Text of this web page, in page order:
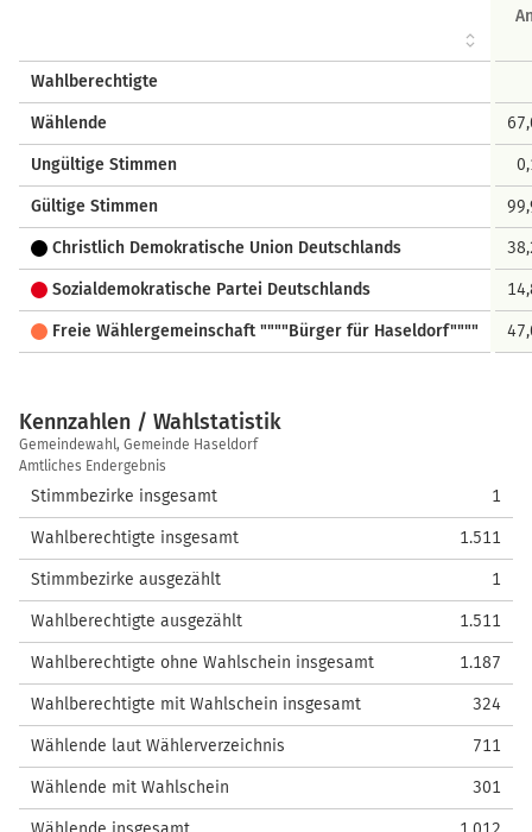
Wahlberechtigte
Wählende
Ungültige Stimmen
Gültige Stimmen
Christlich Demokratische Union Deutschlands
Sozialdemokratische Partei Deutschlands
Freie Wählergemeinschaft """"Bürger für Haseldorf""""
Kennzahlen / Wahlstatistik
Kennzahlen
/
Wahlstatistik
Gemeindewahl, Gemeinde Haseldorf
Amtliches Endergebnis
Stimmbezirke insgesamt 1
Wahlberechtigte insgesamt 1.511
Stimmbezirke ausgezählt 1
Wahlberechtigte ausgezählt 1.511
Wahlberechtigte ohne Wahlschein insgesamt 1.187
Wahlberechtigte mit Wahlschein insgesamt 324
Wählende laut Wählerverzeichnis 711
Wählende mit Wahlschein 301